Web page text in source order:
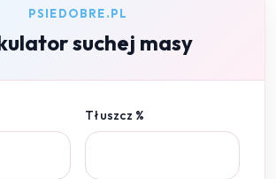
PSIEDOBRE.PL
suchej masy
Tłuszcz %